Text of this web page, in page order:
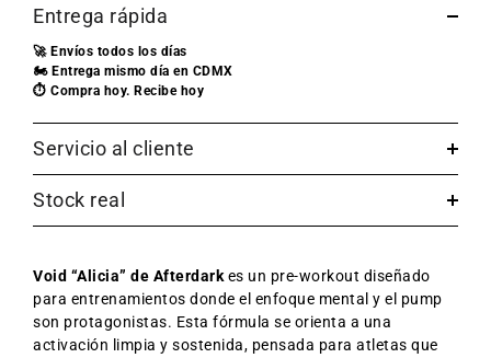
Entrega rápida
🚀 Envíos todos los días
🏍️ Entrega mismo día en CDMX
⏱️ Compra hoy. Recibe hoy
Servicio al cliente
Stock real
Void “Alicia” de Afterdark es un pre-workout diseñado
para entrenamientos donde el enfoque mental y el pump
son protagonistas. Esta fórmula se orienta a una
activación limpia y sostenida, pensada para atletas que